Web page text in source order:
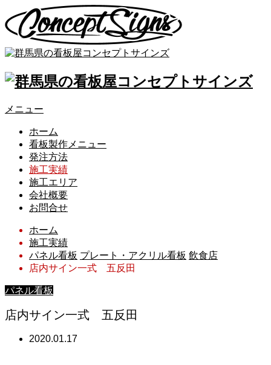
メニュー
ホーム
看板製作メニュー
発注方法
施工実績
施工エリア
会社概要
お問合せ
ホーム
施工実績
パネル看板 プレート・アクリル看板 飲食店
店内サイン一式 五反田
パネル看板
店内サイン一式 五反田
2020.01.17